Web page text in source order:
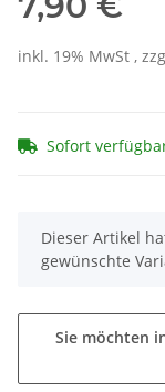
inkl. 19% MwSt ,
Sofort
x
Dieser Artikel
gewünschte
Sie möchten